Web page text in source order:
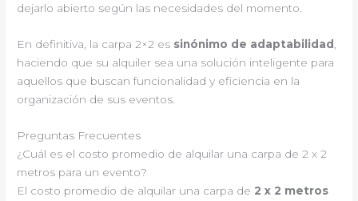
dejarlo abierto según las necesidades del momento.
En definitiva, la carpa 2×2 es sinónimo de adaptabilidad
haciendo que su alquiler sea una solución inteligente para
aquellos que buscan funcionalidad y eficiencia en la
organización de sus eventos.
Preguntas Frecuentes
¿Cuál es el costo promedio de alquilar una carpa de 2 x 2
metros para un evento?
El costo promedio de alquilar una carpa de 2 x 2 metros